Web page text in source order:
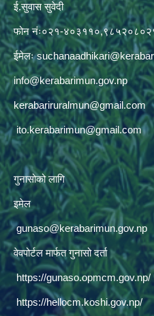
ई.सुवास सुवेदी
फोन नंः०२१-
ईमेलः
info@kerabarimun.gov.np
kerabariruralmun@gmail.com
ito.kerabarimun@gmail.com
गुनासोको लागि
इमेल
gunaso@kerabarimun.gov.np
वेवपोर्टल मार्फत गुनासो दर्ता
https://gunaso.opmcm.gov.np/
https://hellocm.koshi.gov.np/